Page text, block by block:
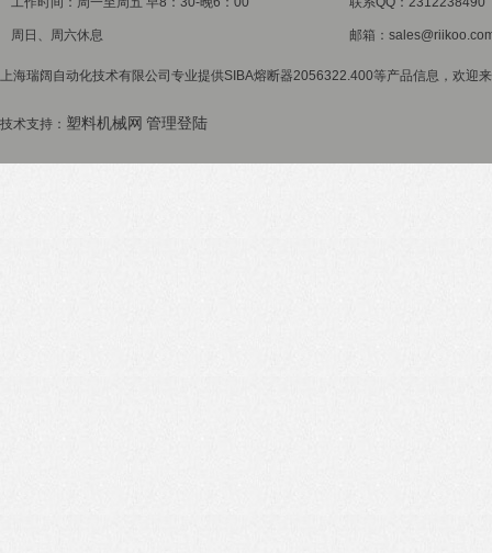
周日、周六休息 邮箱：
上海瑞阔自动化技术有限公司专业提供SIBA熔断器2056322.400等产品信息，欢迎
技术支持： 塑料机械网 管理登陆